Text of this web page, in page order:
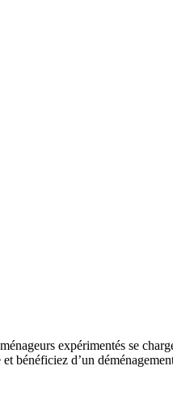
expérimentés se
bénéficiez d’un